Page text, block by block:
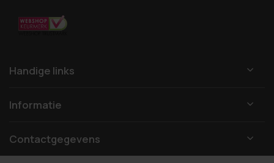
Handige links
Informatie
Contactgegevens